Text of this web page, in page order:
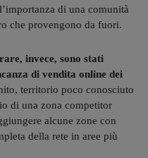
di una comunità
che provengono da fuori.
invece, sono stati
di vendita online dei
territorio poco conosciuto
di una zona competitor
alcune zone con
della rete in aree più